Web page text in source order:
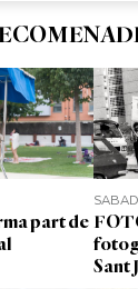
part de
Sant